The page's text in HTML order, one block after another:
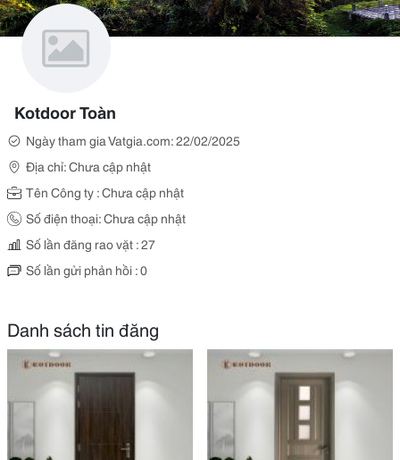
Kotdoor Toàn
Ngày tham gia Vatgia.com: 22/02/2025
Địa chỉ: Chưa cập nhật
Tên Công ty : Chưa cập nhật
Số điện thoại: Chưa cập nhật
Số lần đăng rao vặt : 27
Số lần gửi phản hồi : 0
Danh sách tin đăng